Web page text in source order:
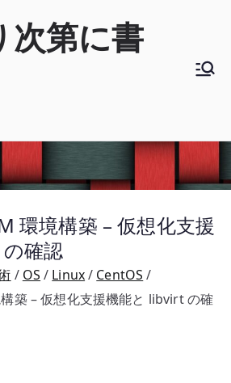
次第に書
環境構築 – 仮想化支援
確認
OS Linux
CentOS
築 – 仮想化支援機能と libvirt の確